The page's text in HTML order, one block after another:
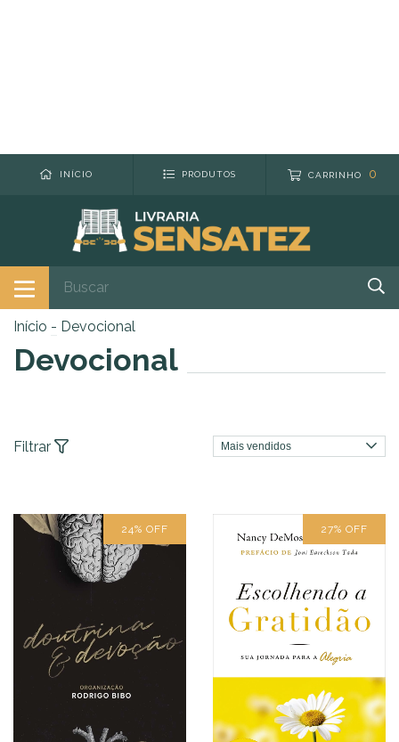
INÍCIO PRODUTOS CARRINHO 0
Início - Devocional
Devocional
Filtrar
24% OFF 27% OFF